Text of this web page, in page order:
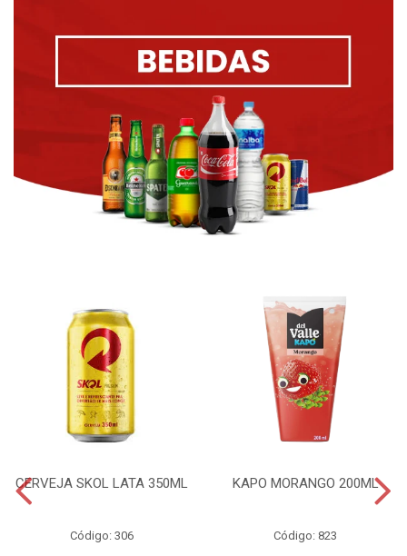
CERVEJA SKOL LATA 350ML
Código: 306
KAPO MORANGO 200ML
Código: 823